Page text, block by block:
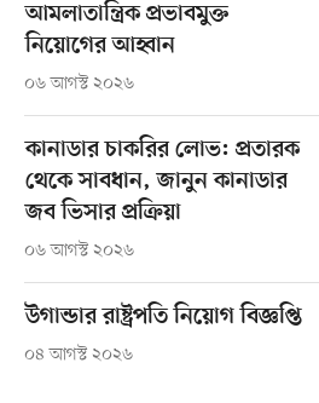
আমলাতান্ত্রিক প্রভাবমুক্ত
নিয়োগের আহ্বান
০৬ আগস্ট ২০২৬
কানাডার চাকরির লোভ: প্রতারক
থেকে সাবধান, জানুন কানাডার
জব ভিসার প্রক্রিয়া
০৬ আগস্ট ২০২৬
উগান্ডার রাষ্ট্রপতি নিয়োগ বিজ্ঞপ্তি
০৪ আগস্ট ২০২৬